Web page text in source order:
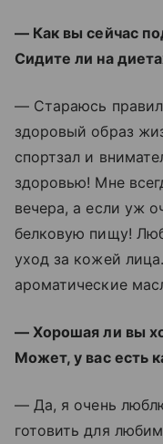
— Как вы сейчас
Сидите ли на
— Стараюсь
здоровый образ
спортзал и
здоровью! Мне
вечера, а если уж
белковую пищу!
уход за кожей
ароматические
— Хорошая ли вы
Может, у вас есть
— Да, я очень
готовить для